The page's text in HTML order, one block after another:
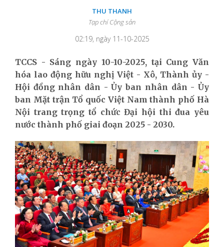
THU THANH
Tạp chí Cộng sản
02:19, ngày 11-10-2025
TCCS - Sáng ngày 10-10-2025, tại Cung Văn
hóa lao động hữu nghị Việt - Xô, Thành ủy -
Hội đồng nhân dân - Ủy ban nhân dân - Ủy
ban Mặt trận Tổ quốc Việt Nam thành phố Hà
Nội trang trọng tổ chức Đại hội thi đua yêu
nước thành phố giai đoạn 2025 - 2030.